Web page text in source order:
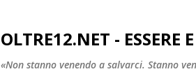
OLTRE12.NET - ESSERE
«Non stanno venendo a salvarci. Stanno